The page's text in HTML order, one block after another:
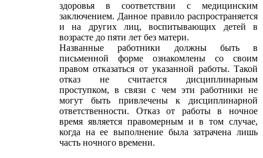
здоровья в соответствии с медицинским
заключением. Данное правило распространяется
и на других лиц, воспитывающих детей в
возрасте до пяти лет без матери.
Названные работники должны быть в
письменной форме ознакомлены со своим
правом отказаться от указанной работы. Такой
отказ не считается дисциплинарным
проступком, в связи с чем эти работники не
могут быть привлечены к дисциплинарной
ответственности. Отказ от работы в ночное
время является правомерным и в том случае,
когда на ее выполнение была затрачена лишь
часть ночного времени.